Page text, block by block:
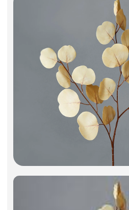
Фоамиран
Изделия из металла